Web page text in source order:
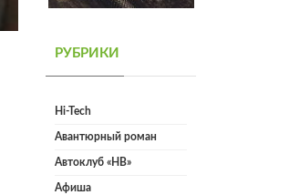
РУБРИКИ
Hi-Tech
Авантюрный роман
Автоклуб «НВ»
Афиша